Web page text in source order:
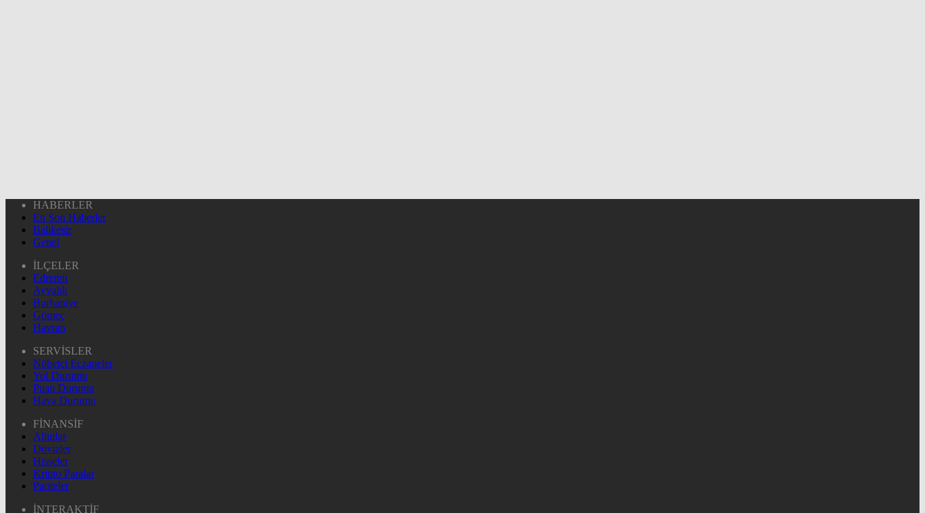
HABERLER
En Son Haberler
Balıkesir
Genel
İLÇELER
Edremit
Ayvalık
Burhaniye
Gömeç
Havran
SERVİSLER
Nöbetçi Eczaneler
Yol Durumu
Puan Durumu
Hava Durumu
FİNANSİF
Altınlar
Dövizler
Hisseler
Kripto Paralar
Pariteler
İNTERAKTİF